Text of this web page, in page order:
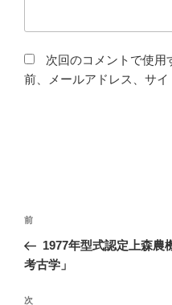
次回のコメントで使用
前、メールアドレス、サイ
投
ナ
ゲ
前
の
投
前
1977年型式認定上森農
考古学」
次
次